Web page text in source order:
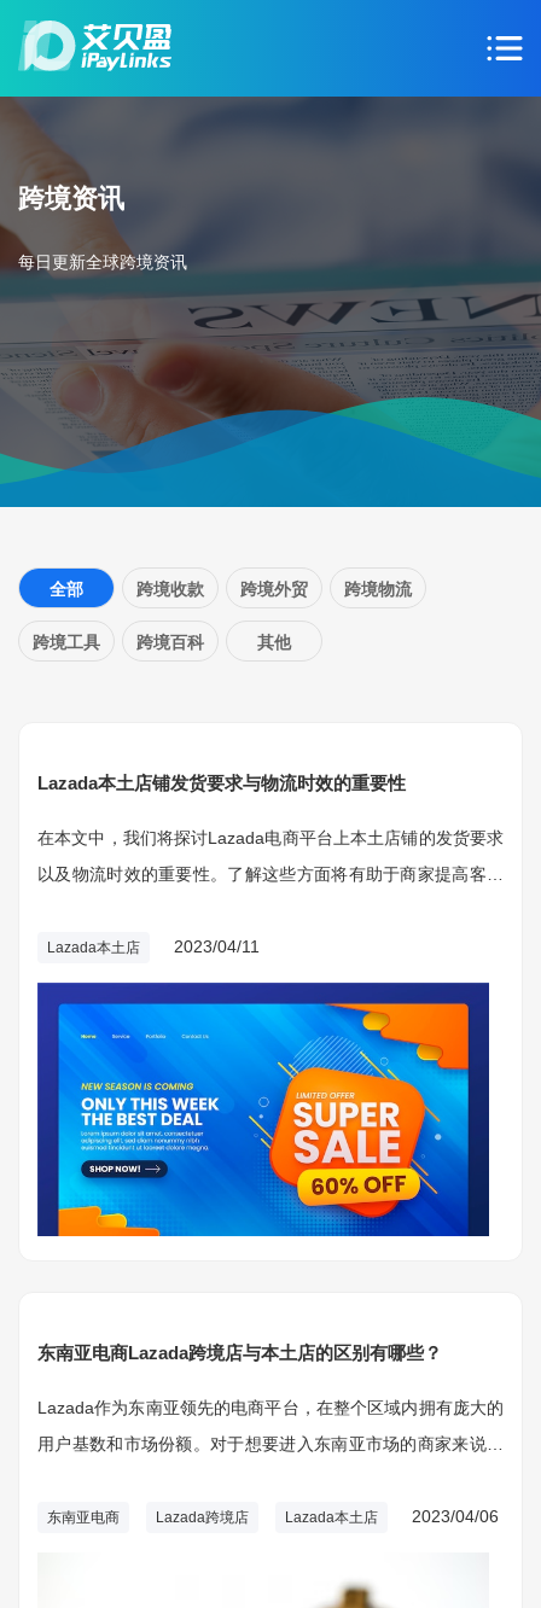
跨境资讯
每日更新全球跨境资讯
全部 跨境收款 跨境外贸 跨境物流
跨境工具 跨境百科 其他
Lazada本土店铺发货要求与物流时效的重要性
在本文中，我们将探讨Lazada电商平台上本土店铺的发货要求
以及物流时效的重要性。了解这些方面将有助于商家提高客户
Lazada本土店 2023/04/11
东南亚电商Lazada跨境店与本土店的区别有哪些？
Lazada作为东南亚领先的电商平台，在整个区域内拥有庞大的
用户基数和市场份额。对于想要进入东南亚市场的商家来说，
个方面为您详细解析Lazada跨境店与本土店的区别，帮助您更
东南亚电商 Lazada跨境店 Lazada本土店 2023/04/06